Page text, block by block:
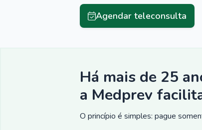
Agendar teleconsulta
Há mais de 25
a Medprev
O princípio é simples: pague